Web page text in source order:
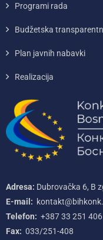
Programi rada
Budžetska
Plan javnih nabavki
Realizacija
Adresa: Dubrovačka 6, B
E-mail:
Telefon: +387‌ 33‌ 251‌ 406
Fax: 033/251-408